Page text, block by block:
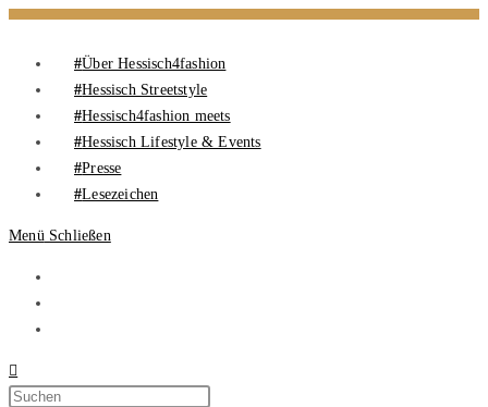
Über Hessisch4fashion
Hessisch Streetstyle
Hessisch4fashion meets
Hessisch Lifestyle & Events
Presse
Lesezeichen
Menü Schließen